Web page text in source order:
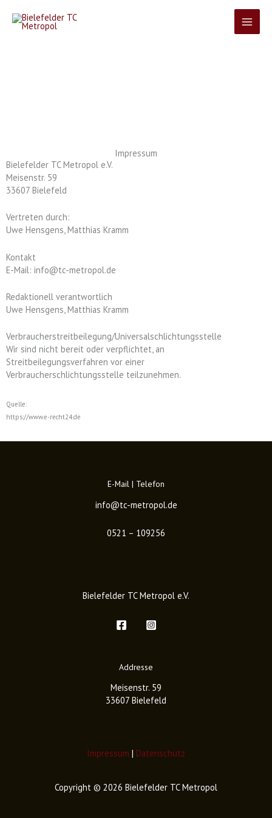
Inhalt
springen
Impressum
Bielefelder TC Metropol e.V.
Meisenstr. 59
33607 Bielefeld
Vertreten durch:
Uwe Hensgens, Matthias Kramm
Kontakt
E-Mail: info@tc-metropol.de
Redaktionell verantwortlich
Uwe Hensgens, Matthias Kramm
Verbraucherstreitbeilegung/Universalschlichtungsstelle
Wir sind nicht bereit oder verpflichtet, an
Streitbeilegungsverfahren vor einer
Verbraucherschlichtungsstelle teilzunehmen.
Quelle:
https://www.e-recht24.de
E-Mail | Telefon
info@tc-metropol.de
0521 – 109256
Bielefelder TC Metropol e.V.
Addresse
Meisenstr. 59
33607 Bielefeld
Impressum | Datenschutz
Copyright © 2026 Bielefelder TC Metropol